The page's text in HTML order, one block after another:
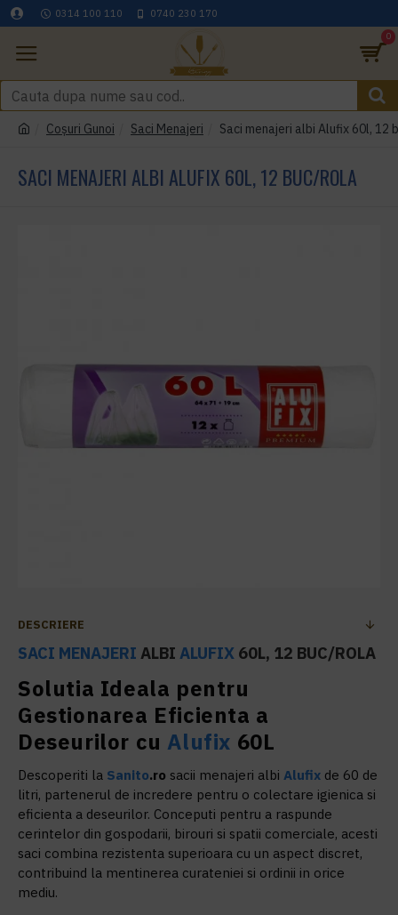
0314 100 110 0740 230 170
0
Coşuri Gunoi Saci Menajeri Saci menajeri albi Alufix 60l, 12
SACI MENAJERI ALBI ALUFIX 60L, 12 BUC/ROLA
DESCRIERE
SACI MENAJERI ALBI ALUFIX 60L, 12 BUC/ROLA
Solutia Ideala pentru
Gestionarea Eficienta a
Deseurilor cu Alufix 60L
Descoperiti la Sanito.ro sacii menajeri albi Alufix de 60 de
litri, partenerul de incredere pentru o colectare igienica si
eficienta a deseurilor. Conceputi pentru a raspunde
cerintelor din gospodarii, birouri si spatii comerciale, acesti
saci combina rezistenta superioara cu un aspect discret,
contribuind la mentinerea curateniei si ordinii in orice
mediu.